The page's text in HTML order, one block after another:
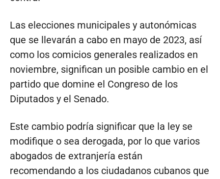
Las elecciones municipales y autonómicas
que se llevarán a cabo en mayo de 2023, así
como los comicios generales realizados en
noviembre, significan un posible cambio en el
partido que domine el Congreso de los
Diputados y el Senado.
Este cambio podría significar que la ley se
modifique o sea derogada, por lo que varios
abogados de extranjería están
recomendando a los ciudadanos cubanos que